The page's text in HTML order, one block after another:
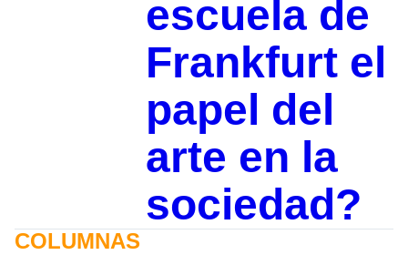
escuela de
Frankfurt el
papel del
arte en la
sociedad?
COLUMNAS